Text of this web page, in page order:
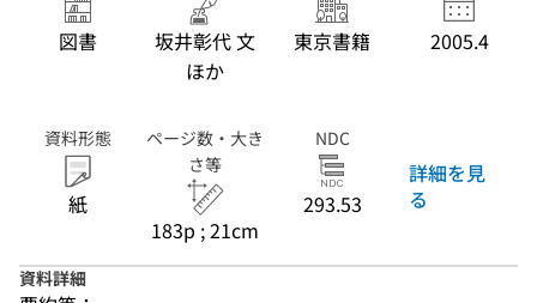
図書
坂井彰代 文
ほか
東京書籍 2005.4
資料形態
紙
ページ数・大き
さ等
183p ; 21cm
NDC
293.53
詳細を見
る
資料詳細